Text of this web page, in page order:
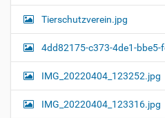
i
l
r
i
g
a
t
i
o
Tierschutzverein.jpg
4dd82175-c373-4de1-bbe5-
IMG_20220404_123252.jpg
IMG_20220404_123316.jpg